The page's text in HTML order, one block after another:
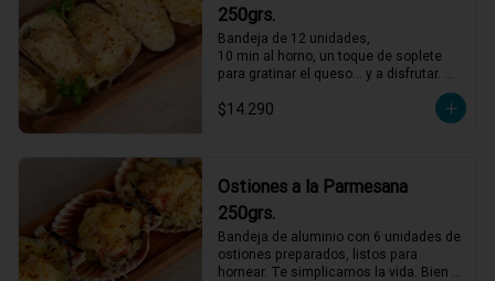
250grs.
Bandeja de 12 unidades,
10 min al horno, un toque de soplete
para gratinar el queso… y a disfrutar.
$14.290
Ostiones a la Parmesana
250grs.
Bandeja de aluminio con 6 unidades de
ostiones preparados, listos para
hornear. Te simplicamos la vida. Bien